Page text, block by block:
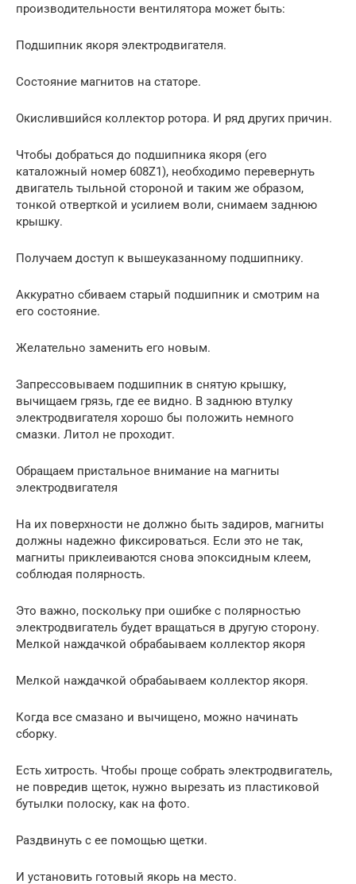
производительности вентилятора может быть:
Подшипник якоря электродвигателя.
Состояние магнитов на статоре.
Окислившийся коллектор ротора. И ряд других причин.
Чтобы добраться до подшипника якоря (его
каталожный номер 608Z1), необходимо перевернуть
двигатель тыльной стороной и таким же образом,
тонкой отверткой и усилием воли, снимаем заднюю
крышку.
Получаем доступ к вышеуказанному подшипнику.
Аккуратно сбиваем старый подшипник и смотрим на
его состояние.
Желательно заменить его новым.
Запрессовываем подшипник в снятую крышку,
вычищаем грязь, где ее видно. В заднюю втулку
электродвигателя хорошо бы положить немного
смазки. Литол не проходит.
Обращаем пристальное внимание на магниты
электродвигателя
На их поверхности не должно быть задиров, магниты
должны надежно фиксироваться. Если это не так,
магниты приклеиваются снова эпоксидным клеем,
соблюдая полярность.
Это важно, поскольку при ошибке с полярностью
электродвигатель будет вращаться в другую сторону.
Мелкой наждачкой обрабаываем коллектор якоря
Мелкой наждачкой обрабаываем коллектор якоря.
Когда все смазано и вычищено, можно начинать
сборку.
Есть хитрость. Чтобы проще собрать электродвигатель,
не повредив щеток, нужно вырезать из пластиковой
бутылки полоску, как на фото.
Раздвинуть с ее помощью щетки.
И установить готовый якорь на место.